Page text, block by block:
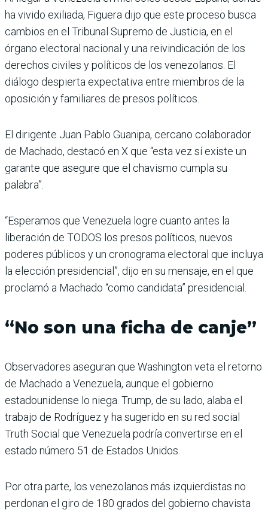
ha vivido exiliada, Figuera dijo que este proceso busca
cambios en el Tribunal Supremo de Justicia, en el
órgano electoral nacional y una reivindicación de los
derechos civiles y políticos de los venezolanos. El
diálogo despierta expectativa entre miembros de la
oposición y familiares de presos políticos.
El dirigente Juan Pablo Guanipa, cercano colaborador
de Machado, destacó en X que “esta vez sí existe un
garante que asegure que el chavismo cumpla su
palabra”.
“Esperamos que Venezuela logre cuanto antes la
liberación de TODOS los presos políticos, nuevos
poderes públicos y un cronograma electoral que incluya
la elección presidencial”, dijo en su mensaje, en el que
proclamó a Machado “como candidata” presidencial.
“No son una ficha de canje”
Observadores aseguran que Washington veta el retorno
de Machado a Venezuela, aunque el gobierno
estadounidense lo niega. Trump, de su lado, alaba el
trabajo de Rodríguez y ha sugerido en su red social
Truth Social que Venezuela podría convertirse en el
estado número 51 de Estados Unidos.
Por otra parte, los venezolanos más izquierdistas no
perdonan el giro de 180 grados del gobierno chavista